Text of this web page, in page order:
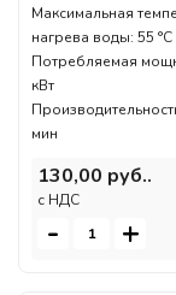
Максимальная
нагрева воды: 55 °С
Потребляемая
кВт
мин
130,00 руб..
c НДС
- +